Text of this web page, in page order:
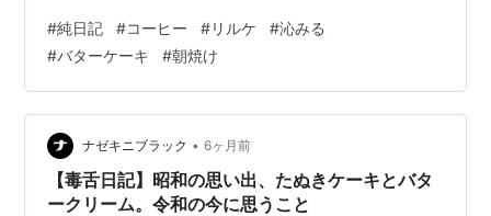
みは 時の夜が終るときの鶏の叫び、 おんみは 露 朝の弥
撒 そして少女 見知らぬ男 母 そして死。 おんみは 転身し
つつある姿、 それは 運命の中から 常に孤独に立ち上が
り 絶えて歓呼を受けず、また責められず また記述せられ
たことがない、あたかも一つの自然の森。 おんみは物…
#純日記 #コーヒー #リルケ #沁みる
#バターケーキ #朝焼け
ナゼキニブラック • 6ヶ月前
【毒舌日記】昭和の思い出、たぬきケーキとバタ
ークリーム。令和の今に思うこと